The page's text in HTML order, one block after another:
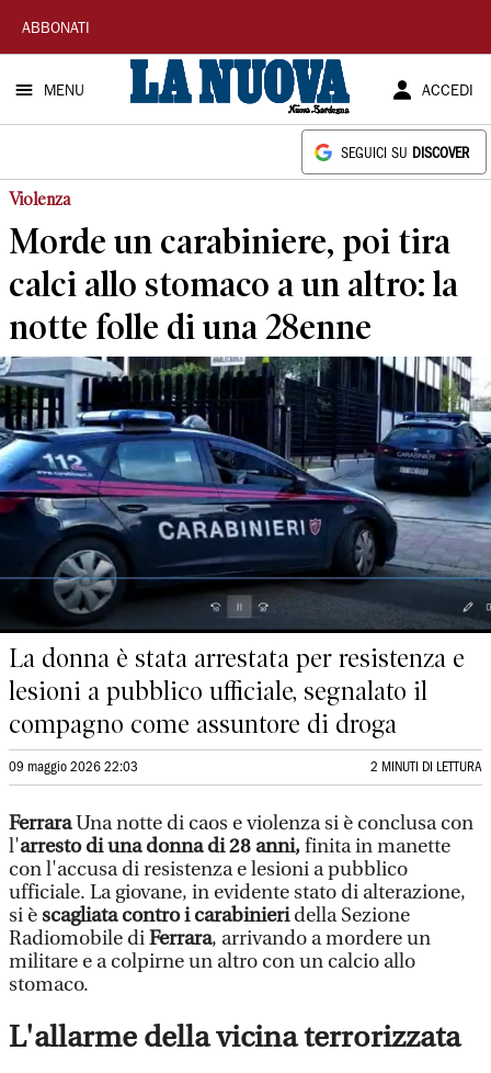
La
Nuova
Sardegna
ABBONATI
MENU ACCEDI
SEGUICI SU DISCOVER
Violenza
Morde un carabiniere, poi tira
calci allo stomaco a un altro: la
notte folle di una 28enne
La donna è stata arrestata per resistenza e
lesioni a pubblico ufficiale, segnalato il
compagno come assuntore di droga
09 maggio 2026 22:03 2 MINUTI DI LETTURA
FerraraUna notte di caos e violenza si è conclusa con
l'arresto di una donna di 28 anni,finita in manette
con l'accusa di resistenza e lesioni a pubblico
ufficiale. La giovane, in evidente stato di alterazione,
si èscagliata contro i carabinieridella Sezione
Radiomobile diFerrara, arrivando a mordere un
militare e a colpirne un altro con un calcio allo
stomaco.
L'allarme della vicina terrorizzata